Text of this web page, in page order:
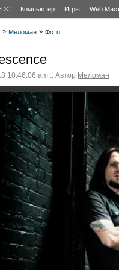
Компьютер Игры Web
» Меломан » Фото
10:46:06 am :: Автор Меломан